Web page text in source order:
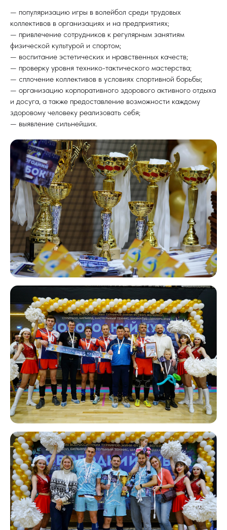
— популяризацию игры в волейбол среди трудовых
коллективов в организациях и на предприятиях;
— привлечение сотрудников к регулярным занятиям
физической культурой и спортом;
— воспитание эстетических и нравственных качеств;
— проверку уровня технико-тактического мастерства;
— сплочение коллективов в условиях спортивной борьбы;
— организацию корпоративного здорового активного отдыха
и досуга, а также предоставление возможности каждому
здоровому человеку реализовать себя;
— выявление сильнейших.